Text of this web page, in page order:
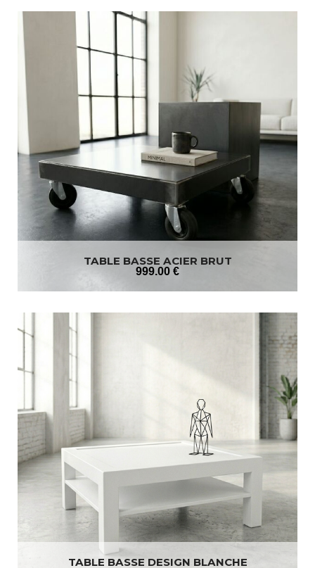
TABLE BASSE ACIER BRUT
999.00 €
TABLE BASSE DESIGN BLANCHE